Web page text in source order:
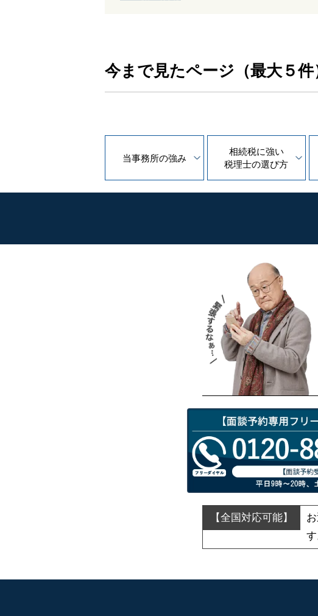
今まで見たページ（最大５件
当事務所の強み
相続税に強い
税理士の選び方
す